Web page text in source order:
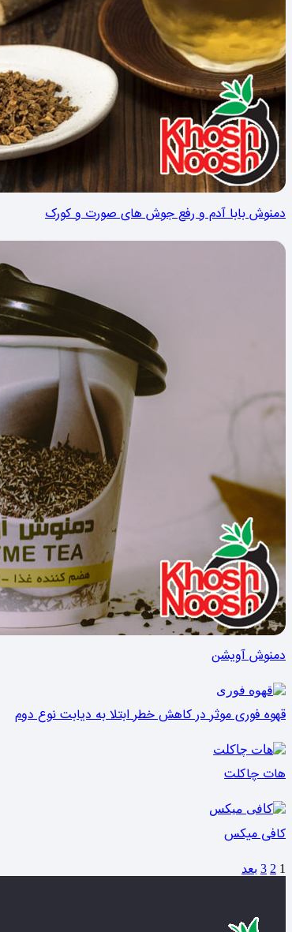
دمنوش بابا آدم و رفع جوش های صورت و کورک
دمنوش آویشن
قهوه فوری موثر در کاهش خطر ابتلا به دیابت نوع دوم
هات چاکلت
کافی میکس
1
2
3 بعد